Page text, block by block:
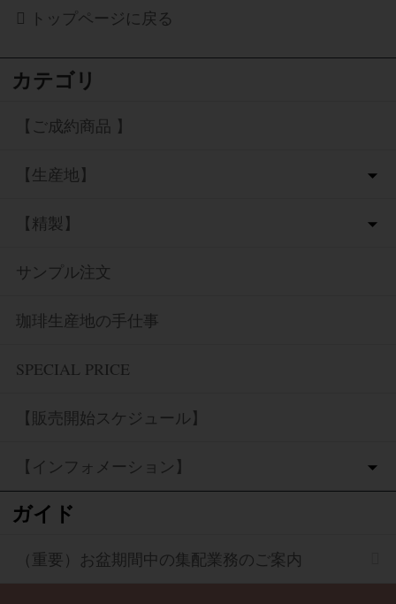
トップページに戻る
カテゴリ
【ご成約商品 】
【生産地】
【精製】
サンプル注文
珈琲生産地の手仕事
SPECIAL PRICE
【販売開始スケジュール】
【インフォメーション】
ガイド
（重要）お盆期間中の集配業務のご案内